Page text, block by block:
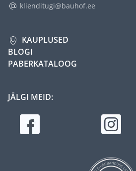
klienditugi@bauhof.ee
KAUPLUSED
BLOGI
PABERKATALOOG
JÄLGI MEID: